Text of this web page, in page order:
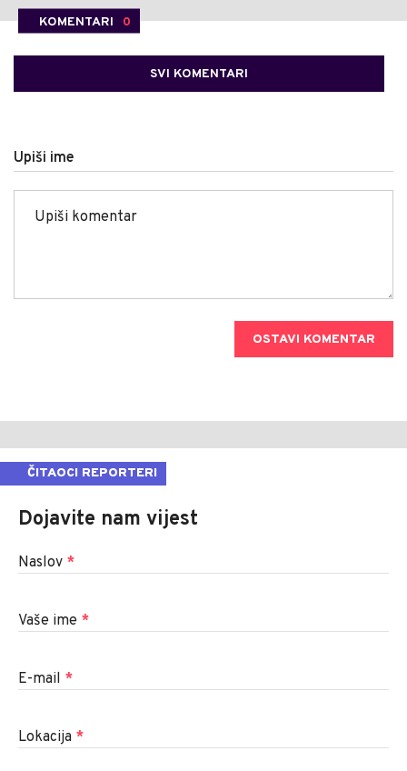
KOMENTARI 0
SVI KOMENTARI
Upiši ime
OSTAVI KOMENTAR
ČITAOCI REPORTERI
Dojavite nam vijest
Naslov *
Vaše ime *
E-mail *
Lokacija *